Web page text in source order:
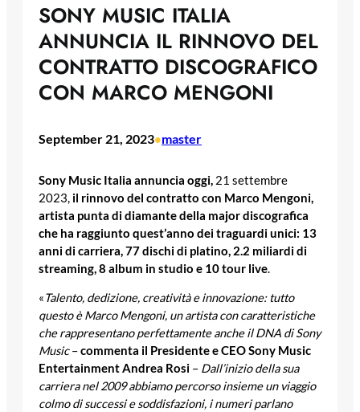
SONY MUSIC ITALIA
ANNUNCIA IL RINNOVO DEL
CONTRATTO DISCOGRAFICO
CON MARCO MENGONI
September 21, 2023•master
Sony Music Italia annuncia oggi, 21 settembre
2023, il rinnovo del contratto con Marco Mengoni,
artista punta di diamante della major discografica
che ha raggiunto quest’anno dei traguardi unici: 13
anni di carriera, 77 dischi di platino, 2.2 miliardi di
streaming, 8 album in studio e 10 tour live.
«Talento, dedizione, creatività e innovazione: tutto
questo è Marco Mengoni, un artista con caratteristiche
che rappresentano perfettamente anche il DNA di Sony
Music–commenta il Presidente e CEO Sony Music
Entertainment Andrea Rosi – Dall’inizio della sua
carriera nel 2009 abbiamo percorso insieme un viaggio
colmo di successi e soddisfazioni, i numeri parlano